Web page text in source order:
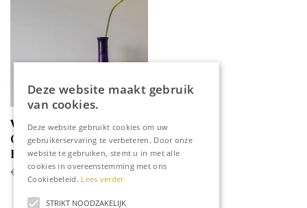
Vintage West-
Germany Vase Marei
Keramik 9101/2 ‘Lila’
€ 129,95
Deze website maakt gebruik
van cookies.
Deze website gebruikt cookies om uw
gebruikerservaring te verbeteren. Door onze
website te gebruiken, stemt u in met alle
cookies in overeenstemming met ons
Cookiebeleid. Lees verder
STRIKT NOODZAKELIJK